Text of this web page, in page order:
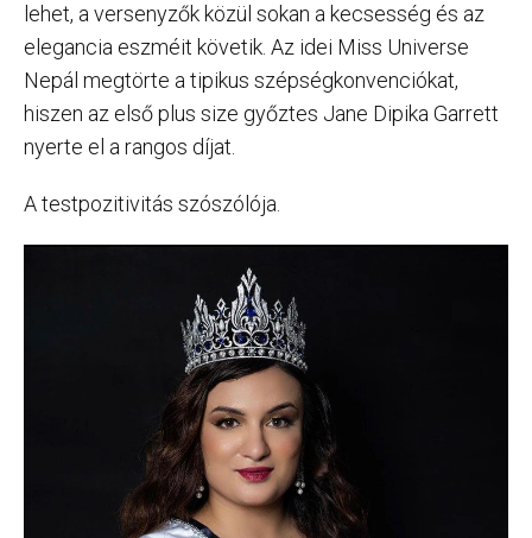
lehet, a versenyzők közül sokan a kecsesség és az
elegancia eszméit követik. Az idei Miss Universe
Nepál megtörte a tipikus szépségkonvenciókat,
hiszen az első plus size győztes Jane Dipika Garrett
nyerte el a rangos díjat.
A testpozitivitás szószólója.